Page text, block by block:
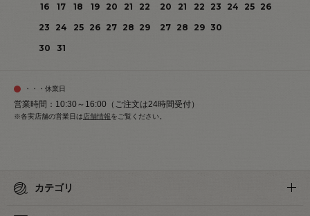
16
17 18 19 20 21
22
23
24 25 26 27 28 29
30
31
20
21 22 23 24 25
26
27 28 29 30
・・・休業日
営業時間：10:30～16:00（ご注文は24時間受付）
※各実店舗の営業日は 店舗情報をご覧ください。
カテゴリ